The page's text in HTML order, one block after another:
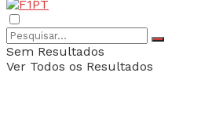
Sem Resultados
Ver Todos os Resultados